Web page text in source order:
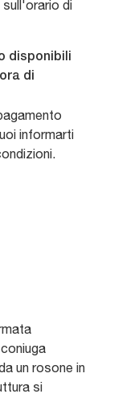
di
disponibili
di
informarti
un rosone in
si